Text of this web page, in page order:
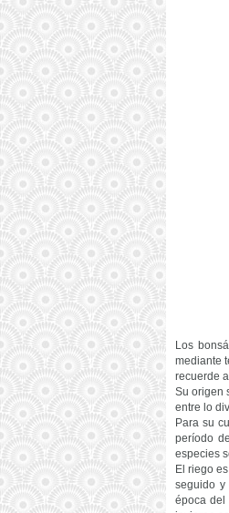
Los
mediante
recuerde
Su origen
entre lo
Para su
período
especies
El riego
seguido y
época del